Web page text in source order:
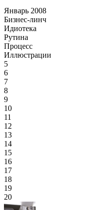
Январь 2008
Бизнес-линч
Идиотека
Рутина
Процесс
Иллюстрации
5
6
7
8
9
10
11
12
13
14
15
16
17
18
19
20